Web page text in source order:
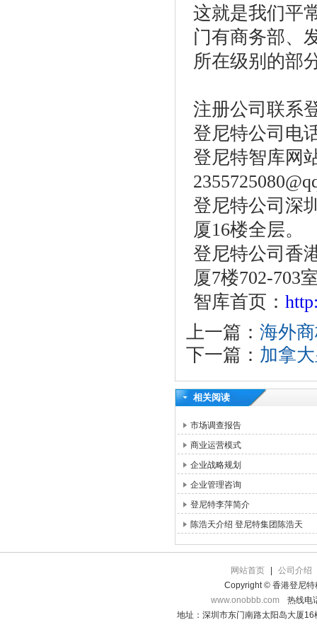
这就是我们平
门有商务部、
所在级别的部
注册公司联系
登尼特公司电
登尼特智库网
登尼特公司深
厦16楼全层。
登尼特公司香
厦7楼702-703
智库首页：
上一篇： 海外
下一篇： 加拿
相关阅读
市场调查报告
商业运营模式
企业战略规划
企业管理咨询
登尼特李萍简介
陈浩天介绍 登尼特集团陈浩天
网站首页
公司介绍
Copyright © 香港登尼特
www.onobbb.com
热线电
地址：深圳市东门南路太阳岛大厦